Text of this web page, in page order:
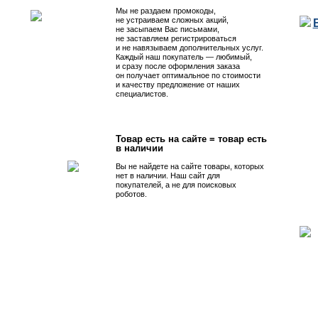
Мы не раздаем промокоды,
не устраиваем сложных акций,
не засыпаем Вас письмами,
не заставляем регистрироваться
и не навязываем дополнительных услуг.
Каждый наш покупатель — любимый,
и сразу после оформления заказа
он получает оптимальное по стоимости
и качеству предложение от наших
специалистов.
Товар есть на сайте = товар есть
в наличии
Вы не найдете на сайте товары, которых
нет в наличии. Наш сайт для
покупателей, а не для поисковых
роботов.